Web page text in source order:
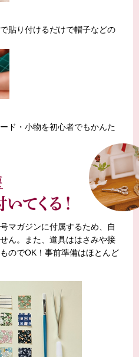
貼り付けるだけで帽子などの
ド・小物を初心者でもかんた
マガジンに付属するため、自
ん。また、道具ははさみや接
のでOK！事前準備はほとんど